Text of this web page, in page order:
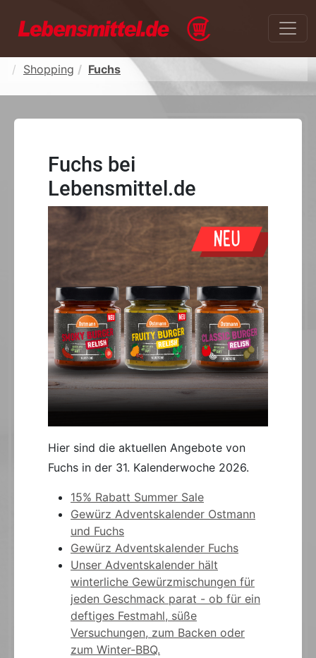
Shopping Fuchs
Fuchs bei
Lebensmittel.de
Hier sind die aktuellen Angebote von
Fuchs in der 31. Kalenderwoche 2026.
15% Rabatt Summer Sale
Gewürz Adventskalender Ostmann
und Fuchs
Gewürz Adventskalender Fuchs
Unser Adventskalender hält
winterliche Gewürzmischungen für
jeden Geschmack parat - ob für ein
deftiges Festmahl, süße
Versuchungen, zum Backen oder
zum Winter-BBQ.